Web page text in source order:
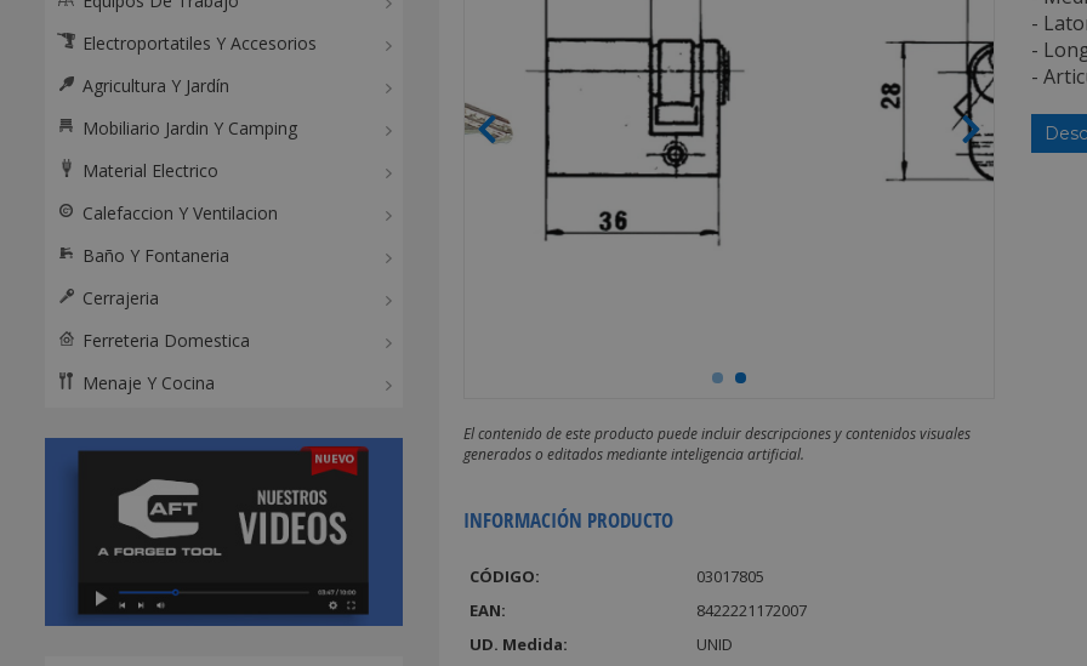
El contenido de este producto puede incluir descripciones y contenidos visuales
generados o editados mediante inteligencia artificial.
INFORMACIÓN PRODUCTO
CÓDIGO:
03017805
EAN:
8422221172007
UD. Medida:
UNID
-
-
-
Electroportatiles Y Accesorios
Agricultura Y Jardín
Mobiliario Jardin Y Camping
Material Electrico
Calefaccion Y Ventilacion
Baño Y Fontaneria
Cerrajeria
Ferreteria Domestica
Menaje Y Cocina